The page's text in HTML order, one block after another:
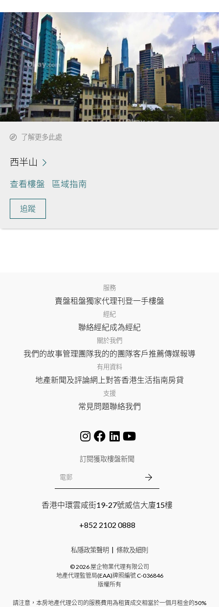
了解更多此處
西半山
查看樓盤 區域指南
追蹤
服務
賣盤租盤獨家代理刊登一手樓盤
經紀
聯絡經紀成為經紀
關於我們
我們的故事管理團隊我的的團隊客戶推薦傳媒報導
有用資料
地產新聞及評論網上對答香港生活指南房貸
支援
常見問題聯絡我們
訂閱獲取樓盤新聞
香港中環雲咸街19-27號威信大廈15樓
+852 2102 0888
私隱政策聲明 條款及細則
©2026 屋企物業代理有限公司
地產代理監管局(EAA)牌照編號C-036846
版權所有
請注意，本房地產代理公司的服務費用為租賃成交相當於一個月租金的50%